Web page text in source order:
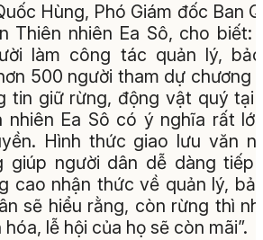
Hùng, Phó Giám đốc Ban
Thiên nhiên Ea Sô, cho biết:
làm công tác quản lý,
500 người tham dự chương
tin giữ rừng, động vật quý tại
nhiên Ea Sô có ý nghĩa rất
Hình thức giao lưu văn
giúp người dân dễ dàng tiếp
cao nhận thức về quản lý,
sẽ hiểu rằng, còn rừng thì
lễ hội của họ sẽ còn mãi”.